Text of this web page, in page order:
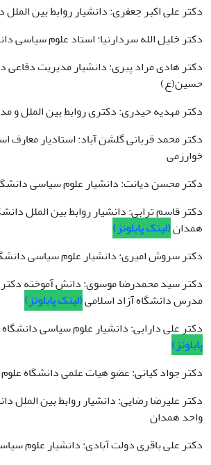
دکتر علی اکبر جعفری: دانشیار روابط بین الملل
دکتر خلیل الله سردارنیا: استاد علوم سیاسی
دکتر هادی مراد پیری: دانشیار مدیریت دفاعی
حسین(ع)
دکتر مهدیه حیدری: دکتری روابط بین الملل و
دکتر محمد قربانی گلشن آباد: استادیار معارف
خوارزمی
دکتر محسن دیانت: دانشیار علوم سیاسی
دکتر قاسم ترابی: دانشیار روابط بین الملل
همدان(لینک پابلونز)
دکتر سروش امیری: دانشیار علوم سیاسی
دکتر سید محمدرضا موسوی: دانش آموخته
مدرس دانشگاه آزاد اسلامی(لینک پابلونز)
دکتر علی دارابی: دانشیار علوم سیاسی
پابلونز)
دکتر جواد کیانی: عضو هیات علمی دانشگاه علوم
دکتر علیرضا رضایی: دانشیار روابط بین الملل
واحد همدان
دکتر علی باقری دولت آبادی: دانشیار علوم